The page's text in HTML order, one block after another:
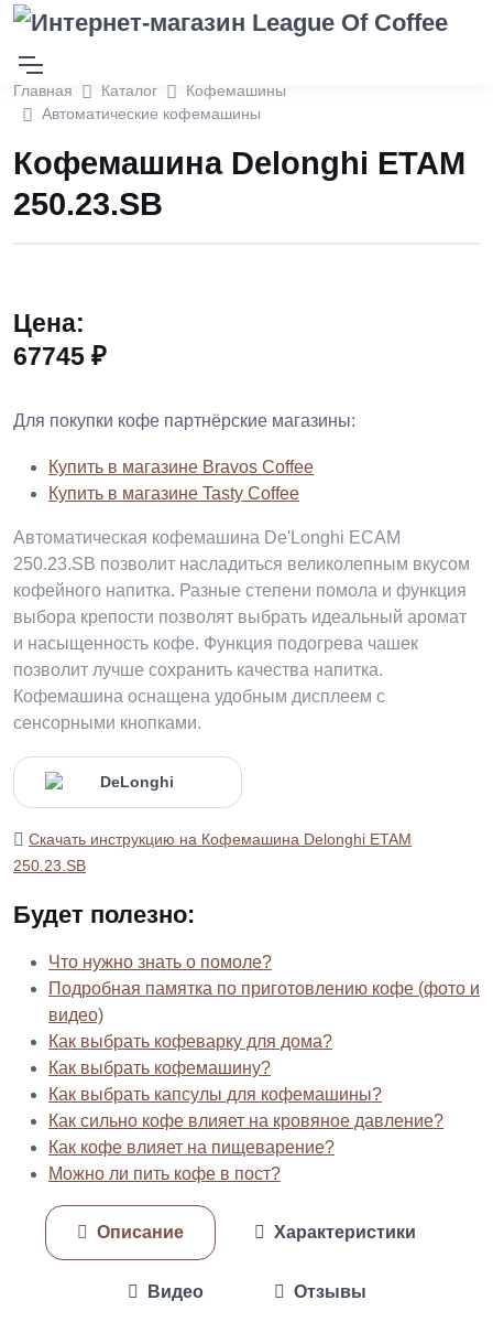
Главная Каталог
Кофемашины
Автоматические кофемашины
Кофемашина Delonghi ETAM
250.23.SB
Цена:
67745 ₽
Для покупки кофе партнёрские магазины:
Купить в магазине Bravos Coffee
Купить в магазине Tasty Coffee
Автоматическая кофемашина De'Longhi ECAM
250.23.SB позволит насладиться великолепным вкусом
кофейного напитка. Разные степени помола и функция
выбора крепости позволят выбрать идеальный аромат
и насыщенность кофе. Функция подогрева чашек
позволит лучше сохранить качества напитка.
Кофемашина оснащена удобным дисплеем с
сенсорными кнопками.
Скачать инструкцию на Кофемашина Delonghi ETAM
250.23.SB
Будет полезно:
Что нужно знать о помоле?
Подробная памятка по приготовлению кофе (фото и
видео)
Как выбрать кофеварку для дома?
Как выбрать кофемашину?
Как выбрать капсулы для кофемашины?
Как сильно кофе влияет на кровяное давление?
Как кофе влияет на пищеварение?
Можно ли пить кофе в пост?
Описание Характеристики
Видео Отзывы